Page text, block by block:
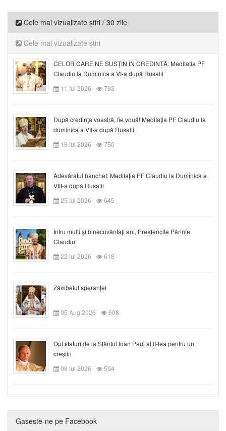
Cele mai vizualizate știri / 30 zile
Cele mai vizualizate știri
CELOR CARE NE SUSȚIN ÎN CREDINȚĂ: Meditația PF
Claudiu la Duminica a VI-a după Rusalii
11 Iul 2026
793
După credinţa voastră, fie vouă! Meditația PF Claudiu la
duminica a VII-a după Rusalii
18 Iul 2026
750
Adevăratul banchet: Meditația PF Claudiu la Duminica a
VIII-a după Rusalii
25 Iul 2026
645
Întru mulți și binecuvântați ani, Preafericite Părinte
Claudiu!
22 Iul 2026
618
Zâmbetul speranței
05 Aug 2026 608
Opt sfaturi de la Sfântul Ioan Paul al II-lea pentru un
creștin
08 Iul 2026
594
Gaseste-ne pe Facebook